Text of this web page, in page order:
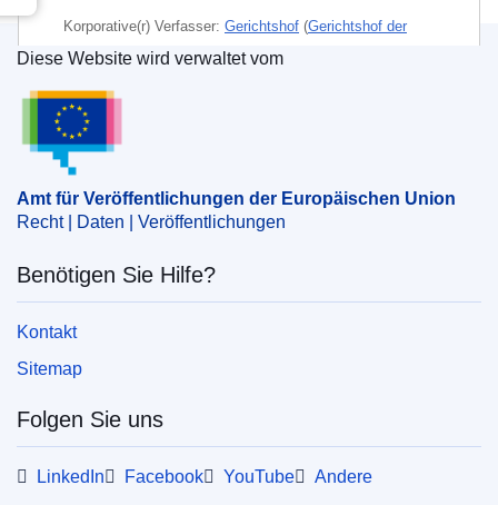
Korporative(r) Verfasser: Gerichtshof (Gerichtshof der
Europäischen Union)
Thema:Gleichbehandlung
Postdienst
Wohnsitz
CELEX : 62017CN0660
OJ : JOC_2018_190_R_0007
IMMC : PV-C-0660-2017
Amt für Veröffentlichungen der Europäischen
Diese Website wird verwaltet vom
Amt für Veröffentlichungen der Europäischen Union
Recht | Daten | Veröffentlichungen
Benötigen Sie Hilfe?
Kontakt
Sitemap
Folgen Sie uns
LinkedIn Facebook YouTube Andere